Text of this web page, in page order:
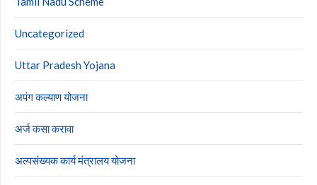
Uncategorized
Uttar Pradesh Yojana
अपंग कल्याण योजना
अर्ज कसा करावा
अल्पसंख्यक कार्य मंत्रालय योजना